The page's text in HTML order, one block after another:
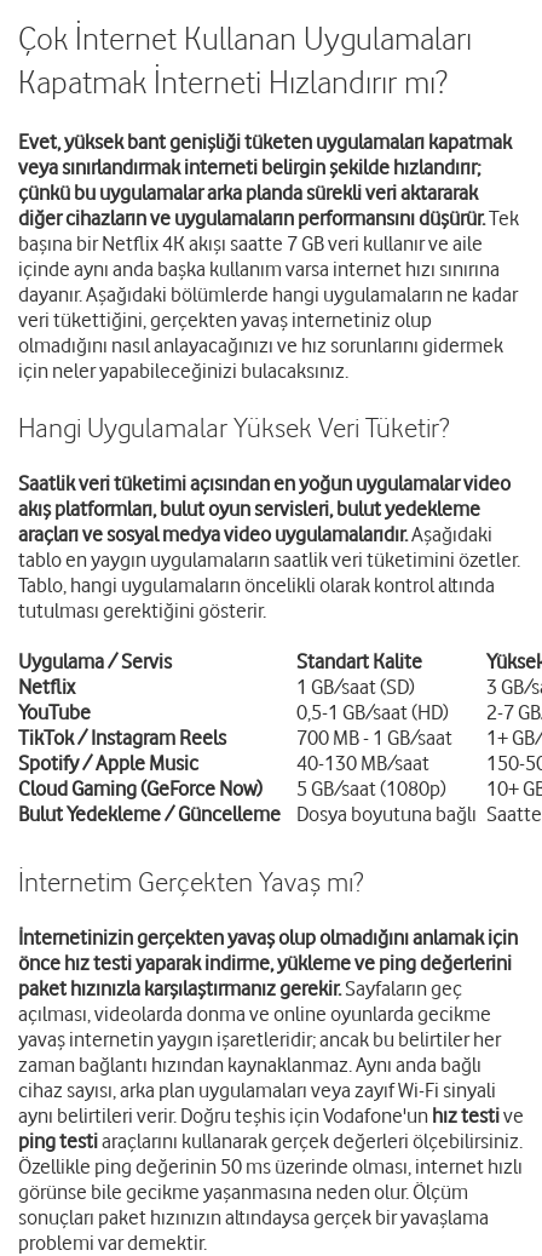
Çok İnternet Kullanan Uygulamaları
Kapatmak İnterneti Hızlandırır mı?
Evet, yüksek bant genişliği tüketen uygulamaları kapatmak
veya sınırlandırmak interneti belirgin şekilde hızlandırır;
çünkü bu uygulamalar arka planda sürekli veri aktararak
diğer cihazların ve uygulamaların performansını düşürür.Tek
başına bir Netflix 4K akışı saatte 7 GB veri kullanır ve aile
içinde aynı anda başka kullanım varsa internet hızı sınırına
dayanır. Aşağıdaki bölümlerde hangi uygulamaların ne kadar
veri tükettiğini, gerçekten yavaş internetiniz olup
olmadığını nasıl anlayacağınızı ve hız sorunlarını gidermek
için neler yapabileceğinizi bulacaksınız.
Hangi Uygulamalar Yüksek Veri Tüketir?
Saatlik veri tüketimi açısından en yoğun uygulamalar video
akış platformları, bulut oyun servisleri, bulut yedekleme
araçları ve sosyal medya video uygulamalarıdır.Aşağıdaki
tablo en yaygın uygulamaların saatlik veri tüketimini özetler.
Tablo, hangi uygulamaların öncelikli olarak kontrol altında
tutulması gerektiğini gösterir.
Uygulama / Servis Standart Kalite
Netflix
1 GB/saat (SD)
3 GB/
YouTube
0,5-1 GB/saat (HD)
2-7
TikTok / Instagram Reels
700 MB - 1 GB/saat
1+
Spotify / Apple Music
40-130 MB/saat
150-
Cloud Gaming (GeForce Now)
5 GB/saat (1080p)
10+
Bulut Yedekleme / Güncelleme
Dosya boyutuna bağlı
İnternetim Gerçekten Yavaş mı?
İnternetinizin gerçekten yavaş olup olmadığını anlamak için
önce hız testi yaparak indirme, yükleme ve ping değerlerini
paket hızınızla karşılaştırmanız gerekir.Sayfaların geç
açılması, videolarda donma ve online oyunlarda gecikme
yavaş internetin yaygın işaretleridir; ancak bu belirtiler her
zaman bağlantı hızından kaynaklanmaz. Aynı anda bağlı
cihaz sayısı, arka plan uygulamaları veya zayıf Wi-Fi sinyali
aynı belirtileri verir. Doğru teşhis için Vodafone'un hız testive
ping testiaraçlarını kullanarak gerçek değerleri ölçebilirsiniz.
Özellikle ping değerinin 50 ms üzerinde olması, internet hızlı
görünse bile gecikme yaşanmasına neden olur. Ölçüm
sonuçları paket hızınızın altındaysa gerçek bir yavaşlama
problemi var demektir.